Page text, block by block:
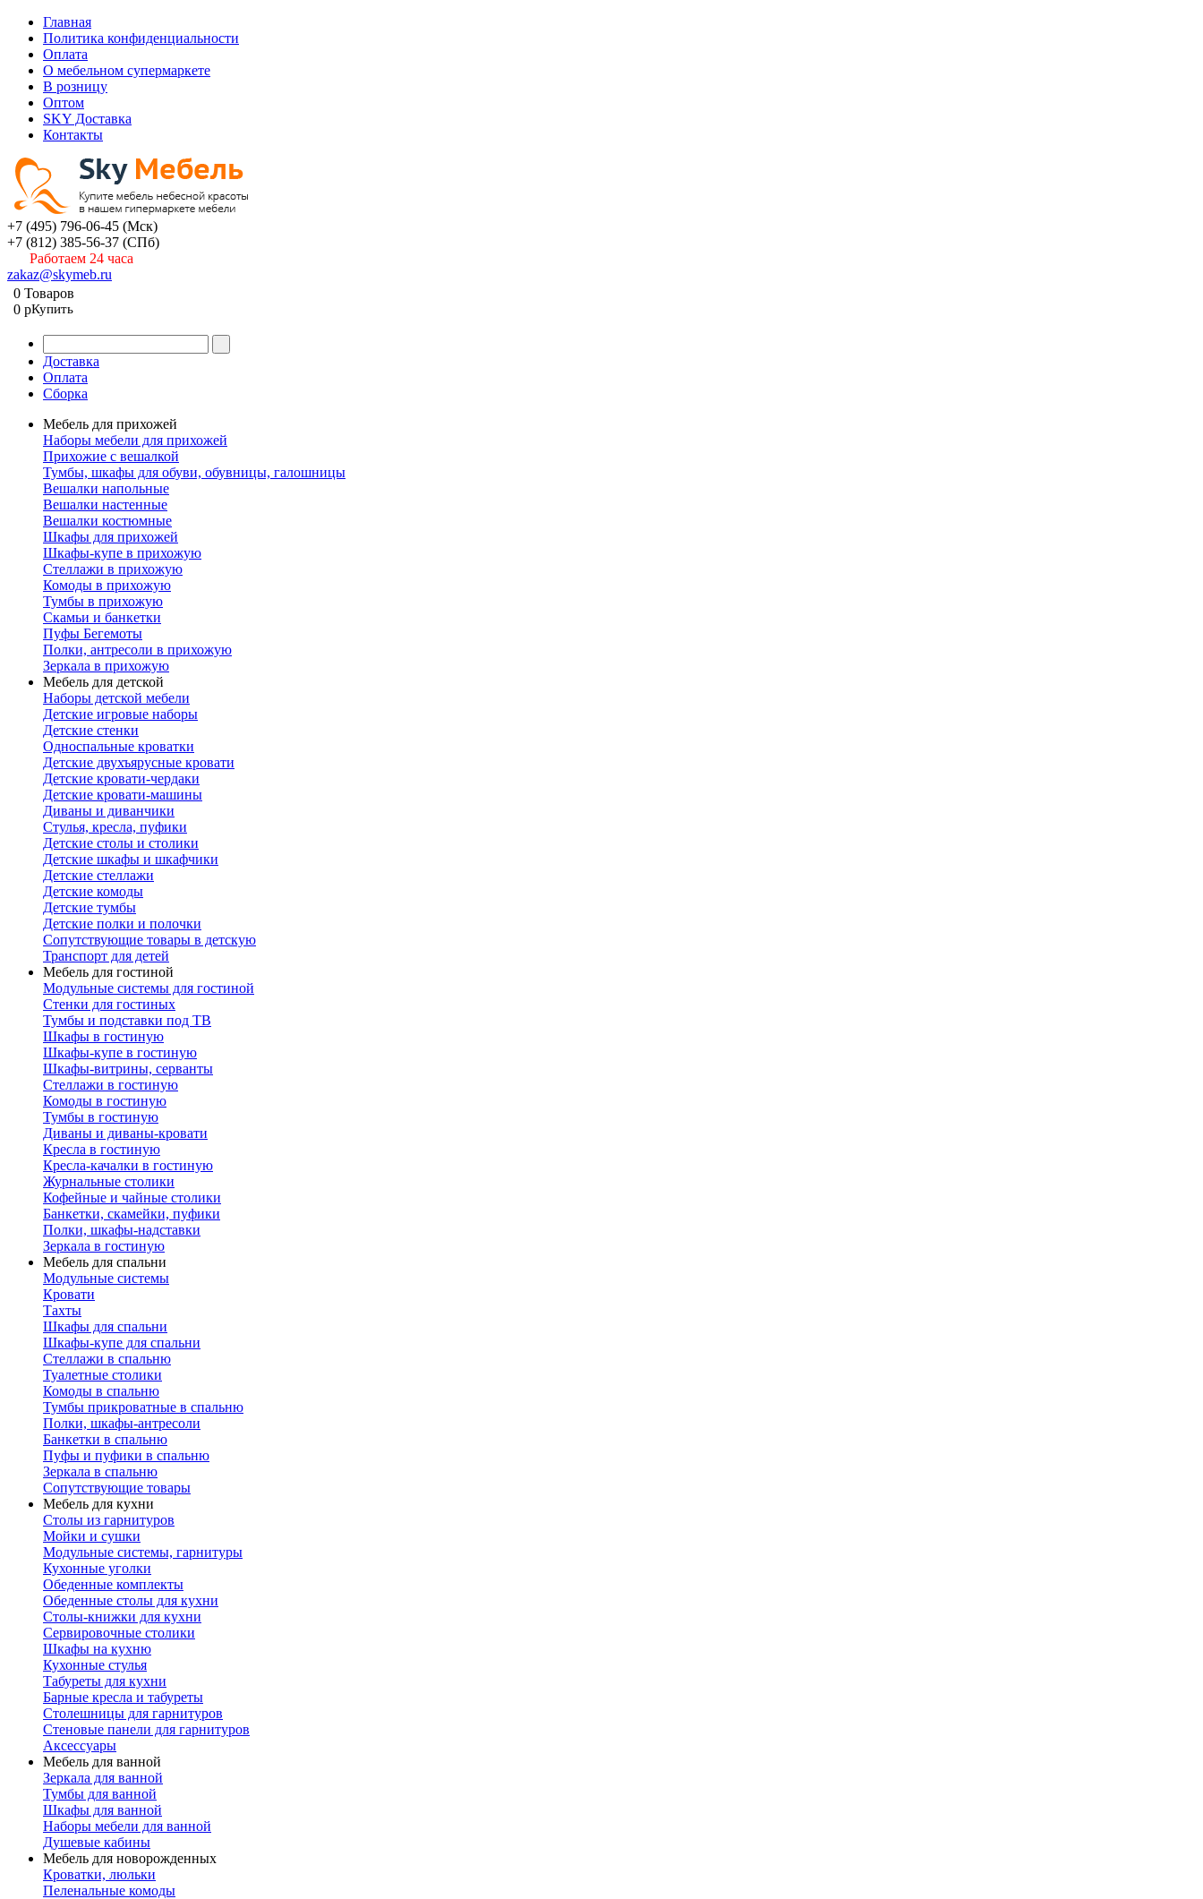
Главная
Политика конфиденциальности
Оплата
О мебельном супермаркете
В розницу
Оптом
SKY Доставка
Контакты
+7 (495) 796-06-45 (Мск)
+7 (812) 385-56-37 (СПб)
Работаем 24 часа
zakaz@skymeb.ru
0 Товаров
0 pКупить
Доставка
Оплата
Сборка
Мебель для прихожей
Наборы мебели для прихожей
Прихожие с вешалкой
Тумбы, шкафы для обуви, обувницы, галошницы
Вешалки напольные
Вешалки настенные
Вешалки костюмные
Шкафы для прихожей
Шкафы-купе в прихожую
Стеллажи в прихожую
Комоды в прихожую
Тумбы в прихожую
Скамьи и банкетки
Пуфы Бегемоты
Полки, антресоли в прихожую
Зеркала в прихожую
Мебель для детской
Наборы детской мебели
Детские игровые наборы
Детские стенки
Односпальные кроватки
Детские двухъярусные кровати
Детские кровати-чердаки
Детские кровати-машины
Диваны и диванчики
Стулья, кресла, пуфики
Детские столы и столики
Детские шкафы и шкафчики
Детские стеллажи
Детские комоды
Детские тумбы
Детские полки и полочки
Сопутствующие товары в детскую
Транспорт для детей
Мебель для гостиной
Модульные системы для гостиной
Стенки для гостиных
Тумбы и подставки под ТВ
Шкафы в гостиную
Шкафы-купе в гостиную
Шкафы-витрины, серванты
Стеллажи в гостиную
Комоды в гостиную
Тумбы в гостиную
Диваны и диваны-кровати
Кресла в гостиную
Кресла-качалки в гостиную
Журнальные столики
Кофейные и чайные столики
Банкетки, скамейки, пуфики
Полки, шкафы-надставки
Зеркала в гостиную
Мебель для спальни
Модульные системы
Кровати
Тахты
Шкафы для спальни
Шкафы-купе для спальни
Стеллажи в спальню
Туалетные столики
Комоды в спальню
Тумбы прикроватные в спальню
Полки, шкафы-антресоли
Банкетки в спальню
Пуфы и пуфики в спальню
Зеркала в спальню
Сопутствующие товары
Мебель для кухни
Столы из гарнитуров
Мойки и сушки
Модульные системы, гарнитуры
Кухонные уголки
Обеденные комплекты
Обеденные столы для кухни
Столы-книжки для кухни
Сервировочные столики
Шкафы на кухню
Кухонные стулья
Табуреты для кухни
Барные кресла и табуреты
Столешницы для гарнитуров
Стеновые панели для гарнитуров
Аксессуары
Мебель для ванной
Зеркала для ванной
Тумбы для ванной
Шкафы для ванной
Наборы мебели для ванной
Душевые кабины
Мебель для новорожденных
Кроватки, люльки
Пеленальные комоды